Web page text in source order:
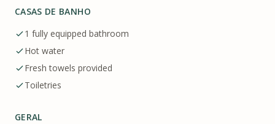
CASAS DE BANHO
1 fully equipped bathroom
Hot water
Fresh towels provided
Toiletries
GERAL